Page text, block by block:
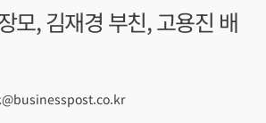
모, 김재경 부친, 고용진 배